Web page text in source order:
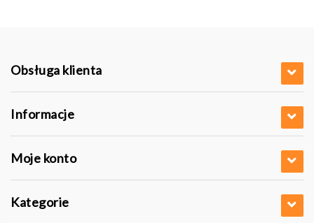
Obsługa klienta
Informacje
Moje konto
Kategorie